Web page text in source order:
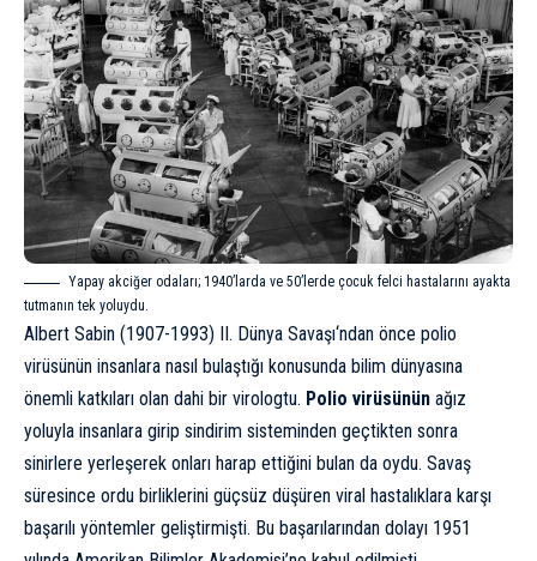
Yapay akciğer odaları; 1940’larda ve 50’lerde çocuk felci hastalarını ayakta
tutmanın tek yoluydu.
Albert Sabin (1907-1993) II. Dünya Savaşı‘ndan önce polio
virüsünün insanlara nasıl bulaştığı konusunda bilim dünyasına
önemli katkıları olan dahi bir virologtu. Polio virüsünün ağız
yoluyla insanlara girip sindirim sisteminden geçtikten sonra
sinirlere yerleşerek onları harap ettiğini bulan da oydu. Savaş
süresince ordu birliklerini güçsüz düşüren viral hastalıklara karşı
başarılı yöntemler geliştirmişti. Bu başarılarından dolayı 1951